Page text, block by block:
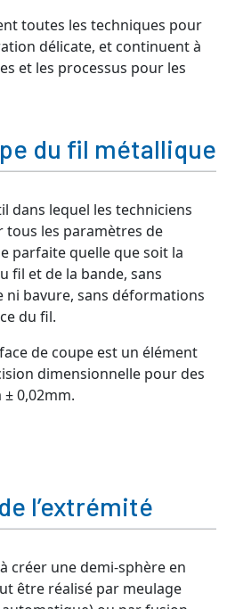
toutes les techniques pour
délicate, et continuent à
et les processus pour les
du fil métallique
dans lequel les techniciens
tous les paramètres de
parfaite quelle que soit la
fil et de la bande, sans
bavure, sans déformations
du fil.
de coupe est un élément
dimensionnelle pour des
± 0,02mm.
l’extrémité
créer une demi-sphère en
être réalisé par meulage